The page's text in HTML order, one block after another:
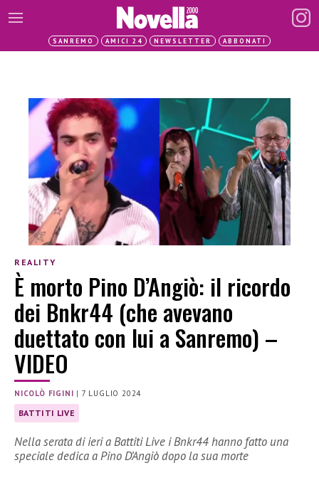
SANREMO AMICI 24 NEWSLETTER ABBONATI
REALITY
È morto Pino D’Angiò: il ricordo
dei Bnkr44 (che avevano
duettato con lui a Sanremo) –
VIDEO
NICOLÒ FIGINI | 7 LUGLIO 2024
BATTITI LIVE
Nella serata di ieri a Battiti Live i Bnkr44 hanno fatto una
speciale dedica a Pino D’Angiò dopo la sua morte